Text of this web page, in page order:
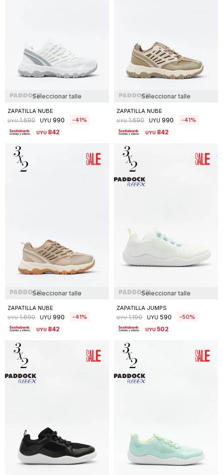
Seleccionar talle
ZAPATILLA NUBE
UYU 1.690 UYU 990 41
UYU 842
Seleccionar talle
ZAPATILLA NUBE
UYU 1.690 UYU 990 41
UYU 842
Seleccionar talle
ZAPATILLA NUBE
UYU 1.690 UYU 990 41
UYU 842
Seleccionar talle
ZAPATILLA JUMPS
UYU 1.190 UYU 590 50
UYU502